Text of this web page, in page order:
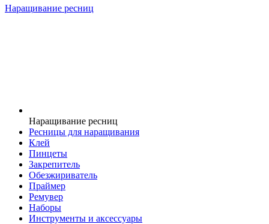
Наращивание ресниц
Наращивание ресниц
Ресницы для наращивания
Клей
Пинцеты
Закрепитель
Обезжириватель
Праймер
Ремувер
Наборы
Инструменты и аксессуары